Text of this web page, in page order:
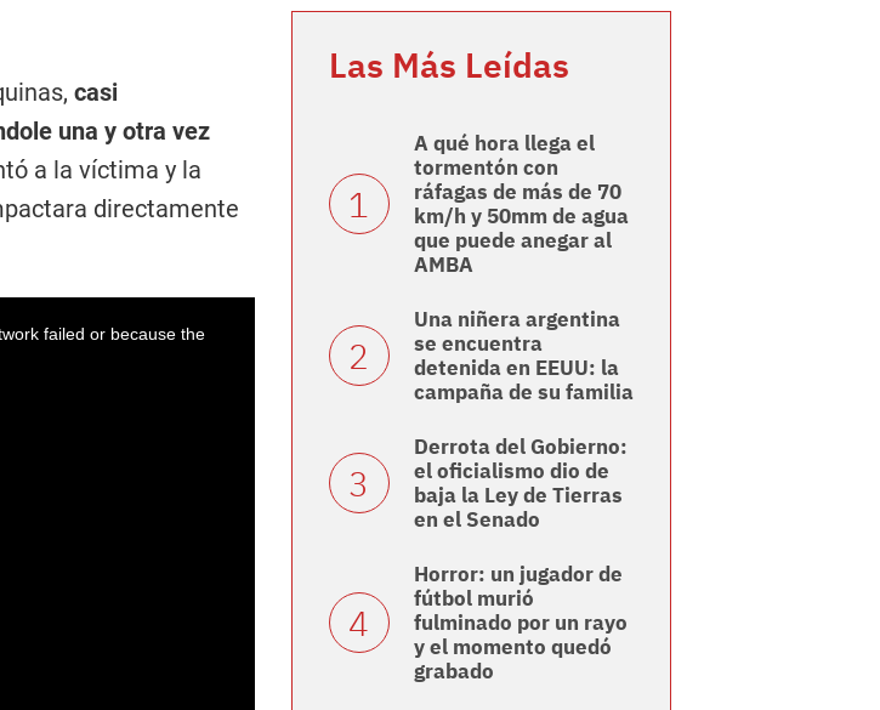
casi
una y otra vez
a la víctima y la
directamente
Las Más Leídas
A qué hora llega el
tormentón con
ráfagas de más de 70
km/h y 50mm de agua
que puede anegar al
AMBA
Una niñera argentina
se encuentra
detenida en EEUU: la
campaña de su familia
Derrota del Gobierno:
el oficialismo dio de
baja la Ley de Tierras
en el Senado
Horror: un jugador de
fútbol murió
fulminado por un rayo
y el momento quedó
grabado